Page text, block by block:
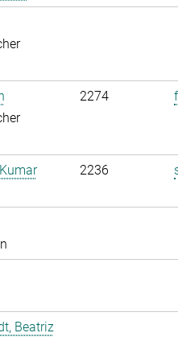
2274
2236
Beatriz